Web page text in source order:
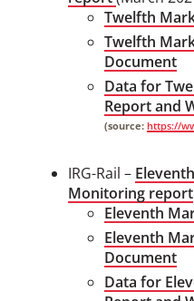
Twelfth
Twelfth
Document
Data for
Report and
(source: https://
IRG-Rail –
Monitoring report
Eleventh
Eleventh
Document
Data for